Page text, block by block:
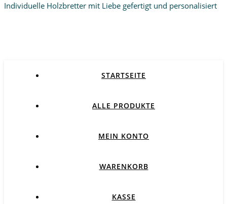
Individuelle Holzbretter mit Liebe gefertigt und personalisiert
STARTSEITE
ALLE PRODUKTE
MEIN KONTO
WARENKORB
KASSE